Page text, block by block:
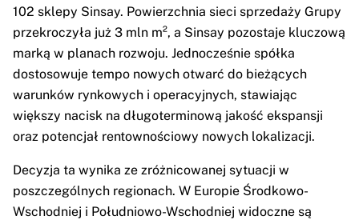
102 sklepy Sinsay. Powierzchnia sieci sprzedaży Grupy
przekroczyła już 3 mln m², a Sinsay pozostaje kluczową
marką w planach rozwoju. Jednocześnie spółka
dostosowuje tempo nowych otwarć do bieżących
warunków rynkowych i operacyjnych, stawiając
większy nacisk na długoterminową jakość ekspansji
oraz potencjał rentownościowy nowych lokalizacji.
Decyzja ta wynika ze zróżnicowanej sytuacji w
poszczególnych regionach. W Europie Środkowo-
Wschodniej i Południowo-Wschodniej widoczne są